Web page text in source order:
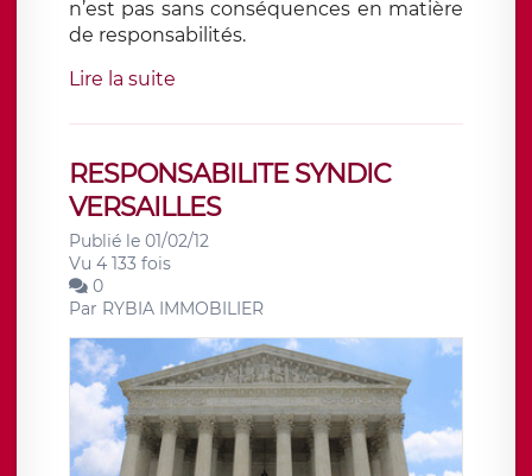
n’est pas sans conséquences en matière
de responsabilités.
Lire la suite
RESPONSABILITE SYNDIC
VERSAILLES
Publié le 01/02/12
Vu 4 133 fois
0
Par RYBIA IMMOBILIER